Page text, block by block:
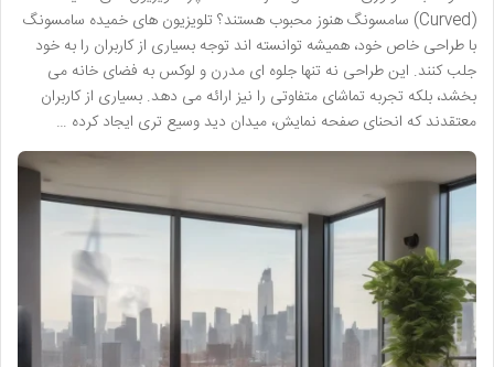
(Curved) سامسونگ هنوز محبوب هستند؟ تلویزیون های خمیده سامسونگ
با طراحی خاص خود، همیشه توانسته اند توجه بسیاری از کاربران را به خود
جلب کنند. این طراحی نه تنها جلوه ای مدرن و لوکس به فضای خانه می
بخشد، بلکه تجربه تماشای متفاوتی را نیز ارائه می دهد. بسیاری از کاربران
معتقدند که انحنای صفحه نمایش، میدان دید وسیع تری ایجاد کرده …